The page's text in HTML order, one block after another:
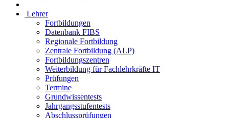
Lehrer
Fortbildungen
Datenbank FIBS
Regionale Fortbildung
Zentrale Fortbildung (ALP)
Fortbildungszentren
Weiterbildung für Fachlehrkräfte IT
Prüfungen
Termine
Grundwissentests
Jahrgangsstufentests
Abschlussprüfungen